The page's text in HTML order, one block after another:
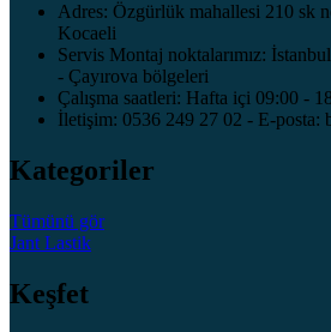
Adres: Özgürlük mahallesi 210 sk
Kocaeli
Servis Montaj noktalarımız:
- Çayırova bölgeleri
Çalışma saatleri: Hafta içi 09:00 -
İletişim: 0536 249 27 02 - E-posta:
Kategoriler
Tümünü gör
Jant Lastik
Keşfet